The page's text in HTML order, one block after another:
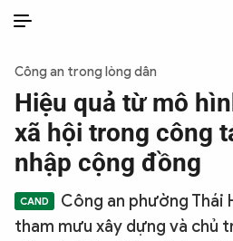
THỜI SỰ
CHỐNG DIỄN BIẾN HÒA BÌNH
CÔNG AN TRONG LÒNG DÂN
Công an trong lòng dân
Hiệu quả từ mô
xã hội trong công
nhập cộng đồng
Công an phường Thái
tham mưu xây dựng và chủ